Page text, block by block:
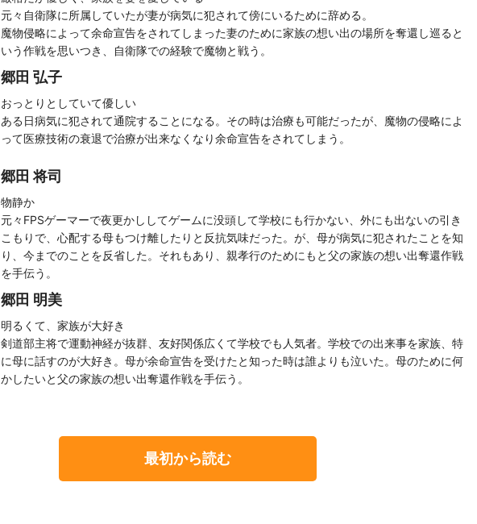
元々自衛隊に所属していたが妻が病気に犯されて傍にいるために辞める。
魔物侵略によって余命宣告をされてしまった妻のために家族の想い出の場所を奪還し巡ると
いう作戦を思いつき、自衛隊での経験で魔物と戦う。
郷田 弘子
おっとりとしていて優しい
ある日病気に犯されて通院することになる。その時は治療も可能だったが、魔物の侵略によ
って医療技術の衰退で治療が出来なくなり余命宣告をされてしまう。
郷田 将司
物静か
元々FPSゲーマーで夜更かししてゲームに没頭して学校にも行かない、外にも出ないの引き
こもりで、心配する母もつけ離したりと反抗気味だった。が、母が病気に犯されたことを知
り、今までのことを反省した。それもあり、親孝行のためにもと父の家族の想い出奪還作戦
を手伝う。
郷田 明美
明るくて、家族が大好き
剣道部主将で運動神経が抜群、友好関係広くて学校でも人気者。学校での出来事を家族、特
に母に話すのが大好き。母が余命宣告を受けたと知った時は誰よりも泣いた。母のために何
かしたいと父の家族の想い出奪還作戦を手伝う。
最初から読む